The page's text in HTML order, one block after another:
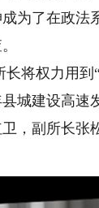
为了在政
将权力用到
建设高速
，副所长